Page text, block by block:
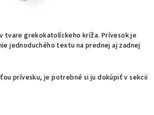
tvare grekokatolíckeho kríža. Prívesok je
jednoduchého textu na prednej aj zadnej
prívesku, je potrebné si ju dokúpiť v sekcii